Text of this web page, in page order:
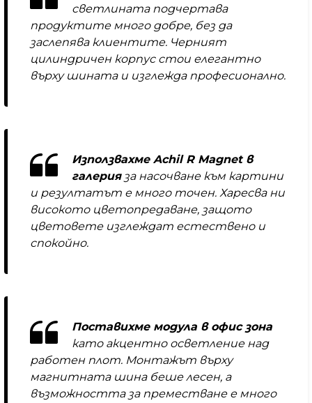
светлината подчертава
продуктите много добре, без да
заслепява клиентите. Черният
цилиндричен корпус стои елегантно
върху шината и изглежда професионално.
Използвахме Achil R Magnet в
галерияза насочване към картини
и резултатът е много точен. Харесва ни
високото цветопредаване, защото
цветовете изглеждат естествено и
спокойно.
Поставихме модула в офис зона
като акцентно осветление над
работен плот. Монтажът върху
магнитната шина беше лесен, а
възможността за преместване е много